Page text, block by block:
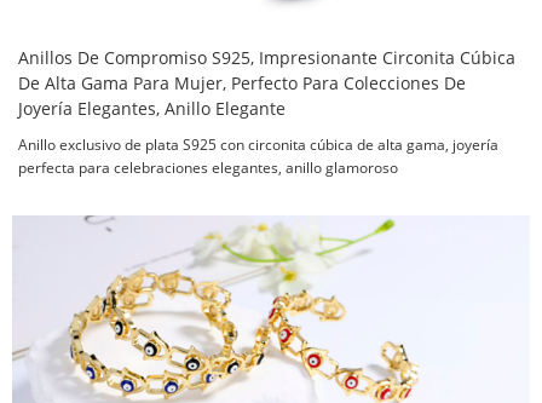
Anillos De Compromiso S925, Impresionante Circonita Cúbica
De Alta Gama Para Mujer, Perfecto Para Colecciones De
Joyería Elegantes, Anillo Elegante
Anillo exclusivo de plata S925 con circonita cúbica de alta gama, joyería
perfecta para celebraciones elegantes, anillo glamoroso